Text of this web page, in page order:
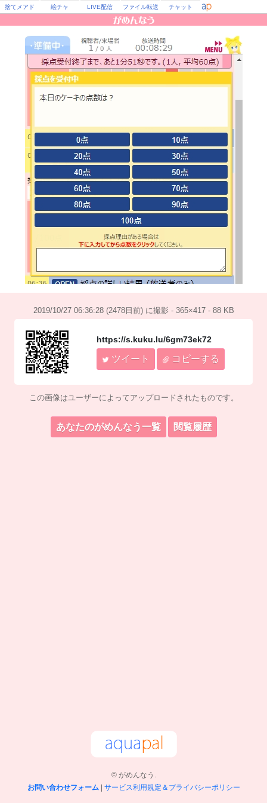
捨てメアド 絵チャ LIVE配信 ファイル転送 チャット
2019/10/27 06:36:28 (2478日前) に撮影 - 365×417 - 88 KB
https://s.kuku.lu/6gm73ek72
ツイート コピーする
この画像はユーザーによってアップロードされたものです。
あなたのがめんなう一覧 閲覧履歴
© がめんなう.
お問い合わせフォーム| サービス利用規定＆プライバシーポリシー